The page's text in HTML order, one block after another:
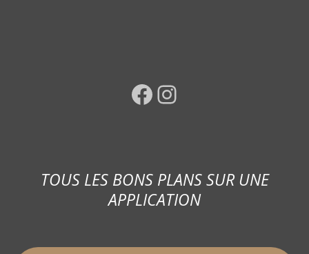
Facebook Instagram
TOUS LES BONS PLANS SUR UNE
APPLICATION